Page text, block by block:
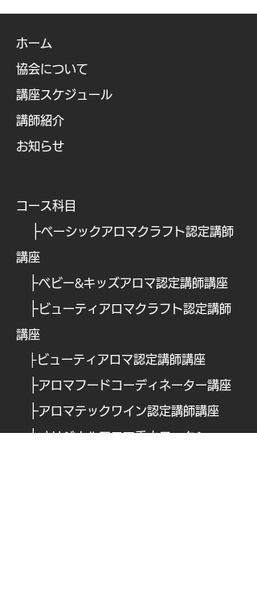
ホーム
協会について
講座スケジュール
講師紹介
お知らせ
コース科目
├ベーシックアロマクラフト認定講師
講座
├ベビー&キッズアロマ認定講師講座
├ ビューティアロマクラフト認定講師
講座
├ ビューティアロマ認定講師講座
├アロマフードコーディネーター講座
├アロマテックワイン認定講師講座
​├オリジナルアロマ香水ワークショッ